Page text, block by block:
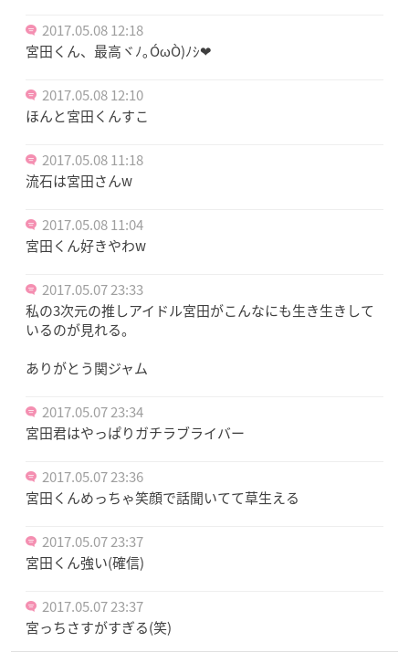
2017.05.08 12:18
宮田くん、最高ヾﾉ｡ÓωÒ)ﾉｼ❤
2017.05.08 12:10
ほんと宮田くんすこ
2017.05.08 11:18
流石は宮田さんw
2017.05.08 11:04
宮田くん好きやわw
2017.05.07 23:33
私の3次元の推しアイドル宮田がこんなにも生き生きして
いるのが見れる。
ありがとう関ジャム
2017.05.07 23:34
宮田君はやっぱりガチラブライバー
2017.05.07 23:36
宮田くんめっちゃ笑顔で話聞いてて草生える
2017.05.07 23:37
宮田くん強い(確信)
2017.05.07 23:37
宮っちさすがすぎる(笑)